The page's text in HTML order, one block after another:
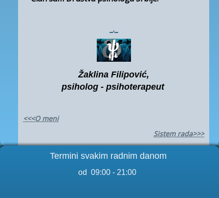
_._
Žaklina Filipović,
psiholog - psihoterapeut
<<<O meni
Sistem rada>>>
Termini svakim radnim danom
od 09:00 - 21:00